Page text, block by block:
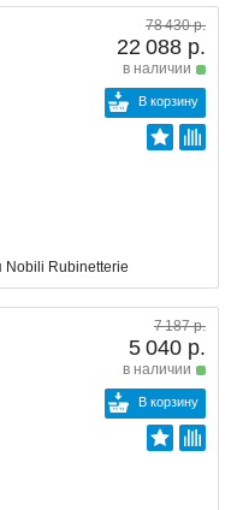
78 430 р.
22 088 р.
в наличии
В корзину
Nobili Rubinetterie
7 187 р.
5 040 р.
в наличии
В корзину